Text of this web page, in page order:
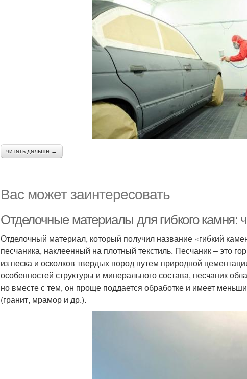
читать дальше →
Вас может заинтересовать
Отделочные материалы для гибкого камня:
Отделочный материал, который получил название «гибкий
песчаника, наклеенный на плотный текстиль. Песчаник – это
из песка и осколков твердых пород путем природной
особенностей структуры и минерального состава, песчаник
но вместе с тем, он проще поддается обработке и имеет
(гранит, мрамор и др.).